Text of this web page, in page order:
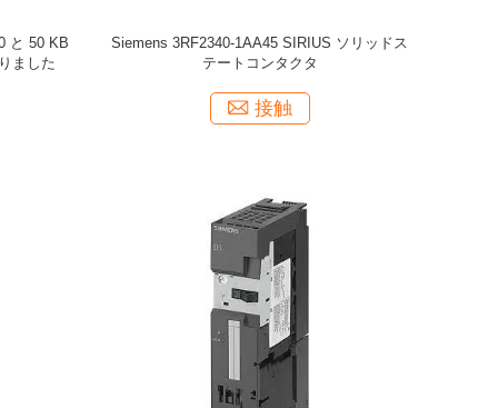
と 50 KB
ました
Siemens 3RF2340-1AA45 SIRIUS ソリッドス
テートコンタクタ
接触